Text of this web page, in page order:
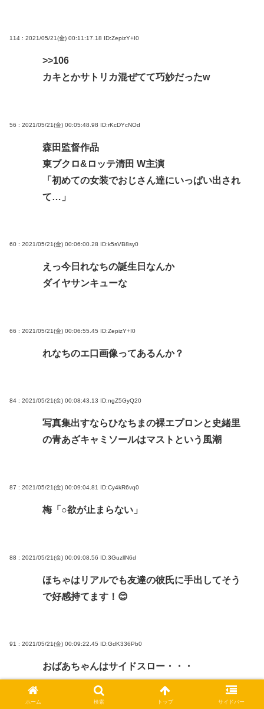
114 : 2021/05/21(金) 00:11:17.18 ID:ZepizY+I0
>>106
カキとかサトリカ混ぜてて巧妙だったw
56 : 2021/05/21(金) 00:05:48.98 ID:rKcDYcNOd
森田監督作品
東ブクロ&ロッテ清田 W主演
「初めての女装でおじさん達にいっぱい出され
て…」
60 : 2021/05/21(金) 00:06:00.28 ID:k5sVB8sy0
えっ今日れなちの誕生日なんか
ダイヤサンキューな
66 : 2021/05/21(金) 00:06:55.45 ID:ZepizY+I0
れなちのエ口画像ってあるんか？
84 : 2021/05/21(金) 00:08:43.13 ID:ngZ5GyQ20
写真集出すならひなちまの裸エプロンと史緒里
の青あざキャミソールはマストという風潮
87 : 2021/05/21(金) 00:09:04.81 ID:Cy4kR6vq0
梅「○欲が止まらない」
88 : 2021/05/21(金) 00:09:08.56 ID:3GuzllN6d
ほちゃはリアルでも友達の彼氏に手出してそう
で好感持てます！😊
91 : 2021/05/21(金) 00:09:22.45 ID:GdK336Pb0
おばあちゃんはサイドスロー・・・
ホーム 検索 トップ サイドバー